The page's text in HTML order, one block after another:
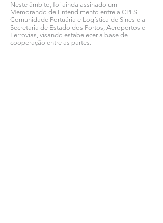
Neste âmbito, foi ainda assinado um
Memorando de Entendimento entre a CPLS –
Comunidade Portuária e Logística de Sines e a
Secretaria de Estado dos Portos, Aeroportos e
Ferrovias, visando estabelecer a base de
cooperação entre as partes.